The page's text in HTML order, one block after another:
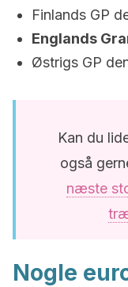
Finlands GP
Englands
Østrigs GP
Kan du
også
næste
Nogle